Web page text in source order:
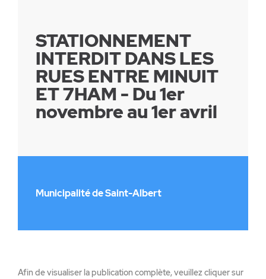
STATIONNEMENT
INTERDIT DANS LES
RUES ENTRE MINUIT
ET 7HAM - Du 1er
novembre au 1er avril
Municipalité de Saint-Albert
Afin de visualiser la publication complète, veuillez cliquer sur